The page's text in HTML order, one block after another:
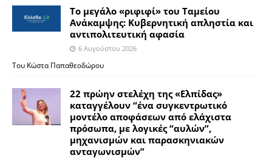
Το μεγάλο «ριφιφί» του Ταμείου
Ανάκαμψης: Κυβερνητική απληστία και
αντιπολιτευτική αφασία
6 Αυγούστου 2026
Του Κώστα Παπαθεοδώρου
22 πρώην στελέχη της «Ελπίδας»
καταγγέλουν “ένα συγκεντρωτικό
μοντέλο αποφάσεων από ελάχιστα
πρόσωπα, με λογικές “αυλών”,
μηχανισμών και παρασκηνιακών
ανταγωνισμών”